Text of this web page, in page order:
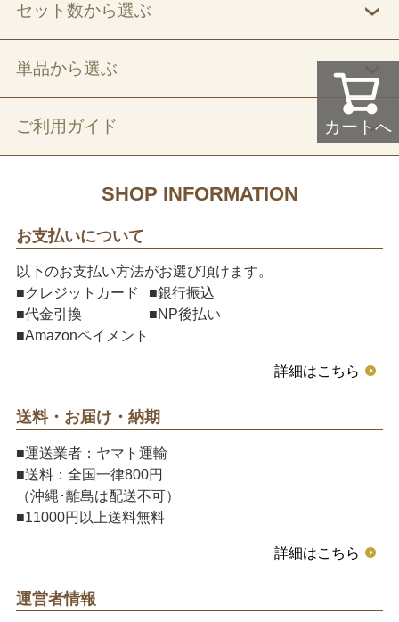
カートへ
セット数から選ぶ
単品から選ぶ
ご利用ガイド
SHOP INFORMATION
お支払いについて
以下のお支払い方法がお選び頂けます。
■クレジットカード
■銀行振込
■代金引換
■NP後払い
■Amazonペイメント
詳細はこちら
送料・お届け・納期
■運送業者：ヤマト運輸
■送料：全国一律800円
（沖縄･離島は配送不可）
■11000円以上送料無料
詳細はこちら
運営者情報